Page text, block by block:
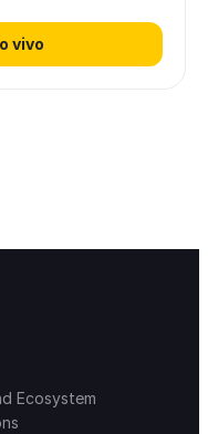
vivo
Ecosystem